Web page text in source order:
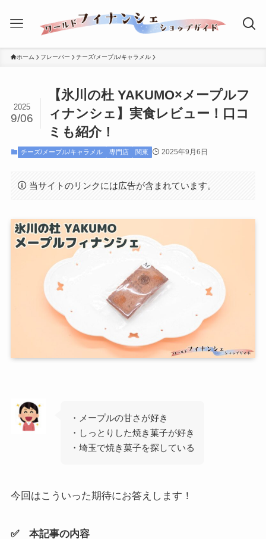
ホーム フレーバー チーズ/メープル/キャラメル
【氷川の杜 YAKUMO×メープルフ
ィナンシェ】実食レビュー！口コ
ミも紹介！
2025
9/06
チーズ/メープル/キャラメル 専門店 関東 2025年9月6日
当サイトのリンクには広告が含まれています。
・メープルの甘さが好き
・しっとりした焼き菓子が好き
・埼玉で焼き菓子を探している
今回はこういった期待にお答えします！
✅ 本記事の内容